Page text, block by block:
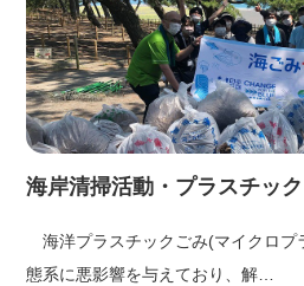
海岸清掃活動・プラスチッ
海洋プラスチックごみ(マイクロプ
態系に悪影響を与えており、解…